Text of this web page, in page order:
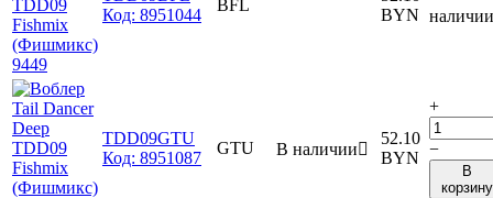
Код: 8951044
BFL
BYN наличии
TDD09GTU
Код: 8951087
GTU В наличии
52.10
BYN
+
−
В
корзину